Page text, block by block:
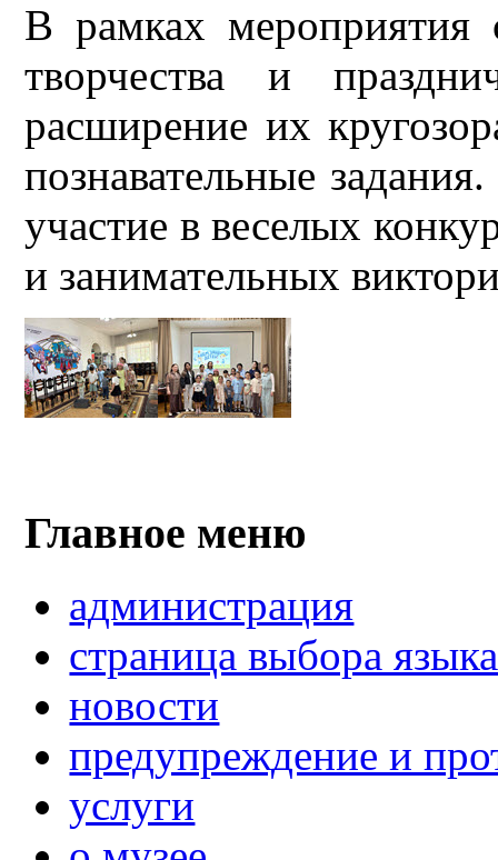
В рамках мероприятия
творчества и
расширение их
познавательные
участие в веселых
и занимательных
Главное меню
администрация
страница выбора языка
новости
предупреждение и
услуги